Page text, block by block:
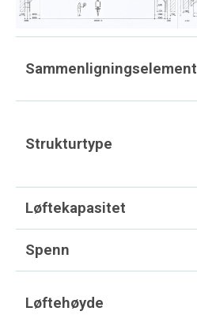
Sammenligningselement
Strukturtype
Løftekapasitet
Spenn
Løftehøyde